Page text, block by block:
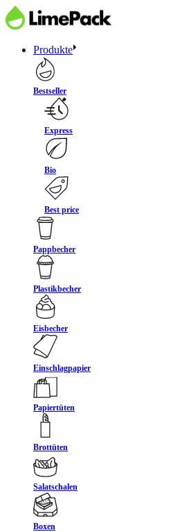
Produkte
Bestseller
Express
Bio
Best price
Pappbecher
Plastikbecher
Eisbecher
Einschlagpapier
Papiertüten
Brottüten
Salatschalen
Boxen